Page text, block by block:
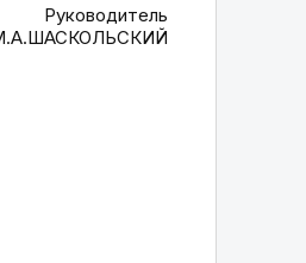
Руководитель